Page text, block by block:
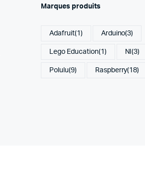
Marques produits
Adafruit(1) Arduino(3)
Lego Education(1) NI(3)
Polulu(9) Raspberry(18)